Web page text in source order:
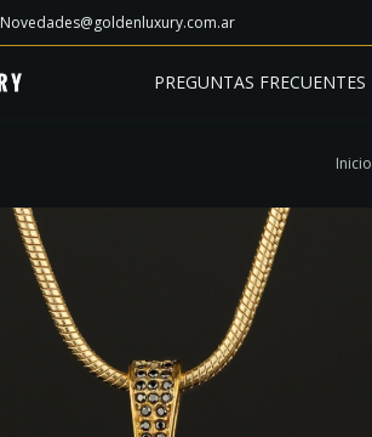
Novedades@goldenluxury.com.ar
PREGUNTAS FRECUENTES
Inicio